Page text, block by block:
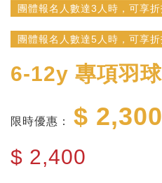
團體報名人數達3人時，可享
團體報名人數達5人時，可享
6-12y 專項羽
限時優惠： $ 2,300
$ 2,400